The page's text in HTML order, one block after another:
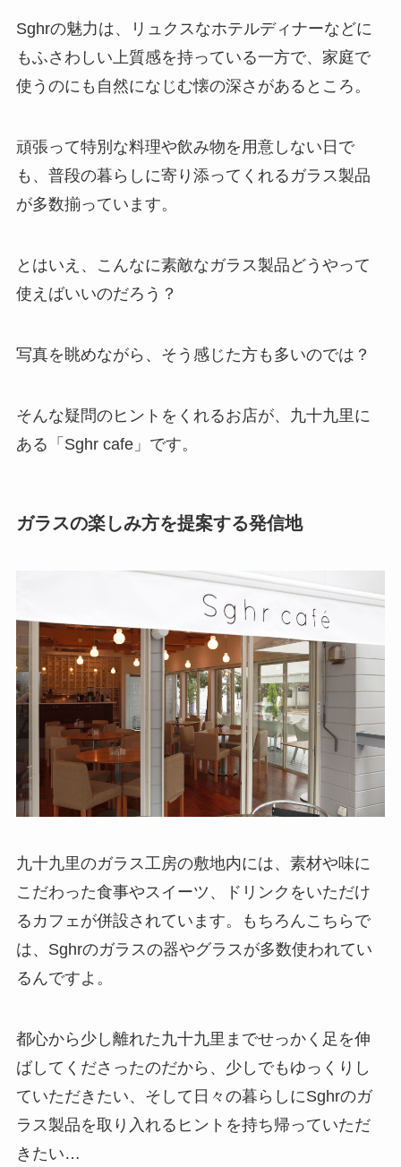
Sghrの魅力は、リュクスなホテルディナーなどに
もふさわしい上質感を持っている一方で、家庭で
使うのにも自然になじむ懐の深さがあるところ。
頑張って特別な料理や飲み物を用意しない日で
も、普段の暮らしに寄り添ってくれるガラス製品
が多数揃っています。
とはいえ、こんなに素敵なガラス製品どうやって
使えばいいのだろう？
写真を眺めながら、そう感じた方も多いのでは？
そんな疑問のヒントをくれるお店が、九十九里に
ある「Sghr cafe」です。
ガラスの楽しみ方を提案する発信地
九十九里のガラス工房の敷地内には、素材や味に
こだわった食事やスイーツ、ドリンクをいただけ
るカフェが併設されています。もちろんこちらで
は、Sghrのガラスの器やグラスが多数使われてい
るんですよ。
都心から少し離れた九十九里までせっかく足を伸
ばしてくださったのだから、少しでもゆっくりし
ていただきたい、そして日々の暮らしにSghrのガ
ラス製品を取り入れるヒントを持ち帰っていただ
きたい…